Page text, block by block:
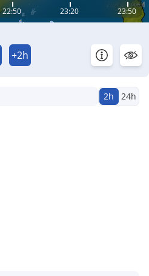
22:50 23:20 23:50
+2h
2h 24h